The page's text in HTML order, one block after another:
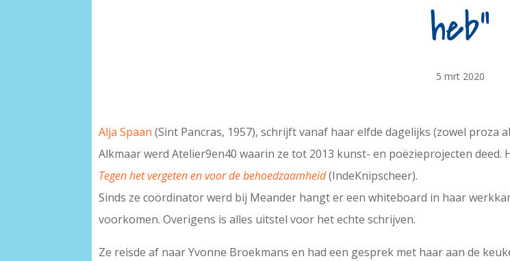
heb”
5 mrt 2020
Alja Spaan (Sint Pancras, 1957), schrijft vanaf haar elfde dagelijks (zowel proza
Alkmaar werd Atelier9en40 waarin ze tot 2013 kunst- en poëzieprojecten
Tegen het vergeten en voor de behoedzaamheid(IndeKnipscheer).
Sinds ze coördinator werd bij Meander hangt er een whiteboard in haar
voorkomen. Overigens is alles uitstel voor het echte schrijven.
Ze reisde af naar Yvonne Broekmans en had een gesprek met haar aan de